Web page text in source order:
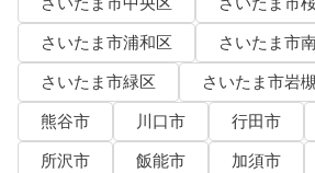
さいたま市浦和区
さいたま市
さいたま市緑区
さいたま市岩
熊谷市
川口市 行田市
所沢市
飯能市 加須市